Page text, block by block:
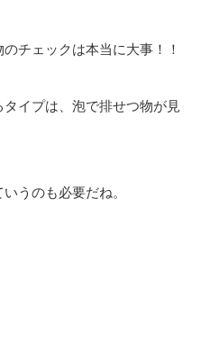
チェックは本当に大事！！
イプは、泡で排せつ物が見
うのも必要だね。